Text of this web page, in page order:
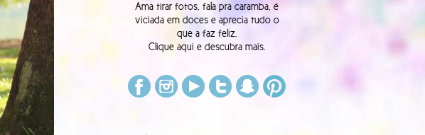
Ama tirar fotos, fala pra caramba, é
viciada em doces e aprecia tudo o
que a faz feliz.
Clique aqui e descubra mais.